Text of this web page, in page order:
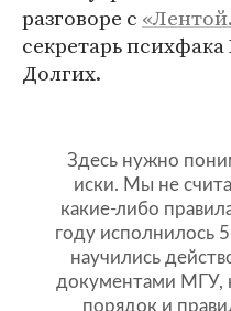
разговоре с
секретарь
Долгих.
Здесь нужно
иски. Мы не
какие-либо
году исполнилось
научились
документами МГУ,
порядок и